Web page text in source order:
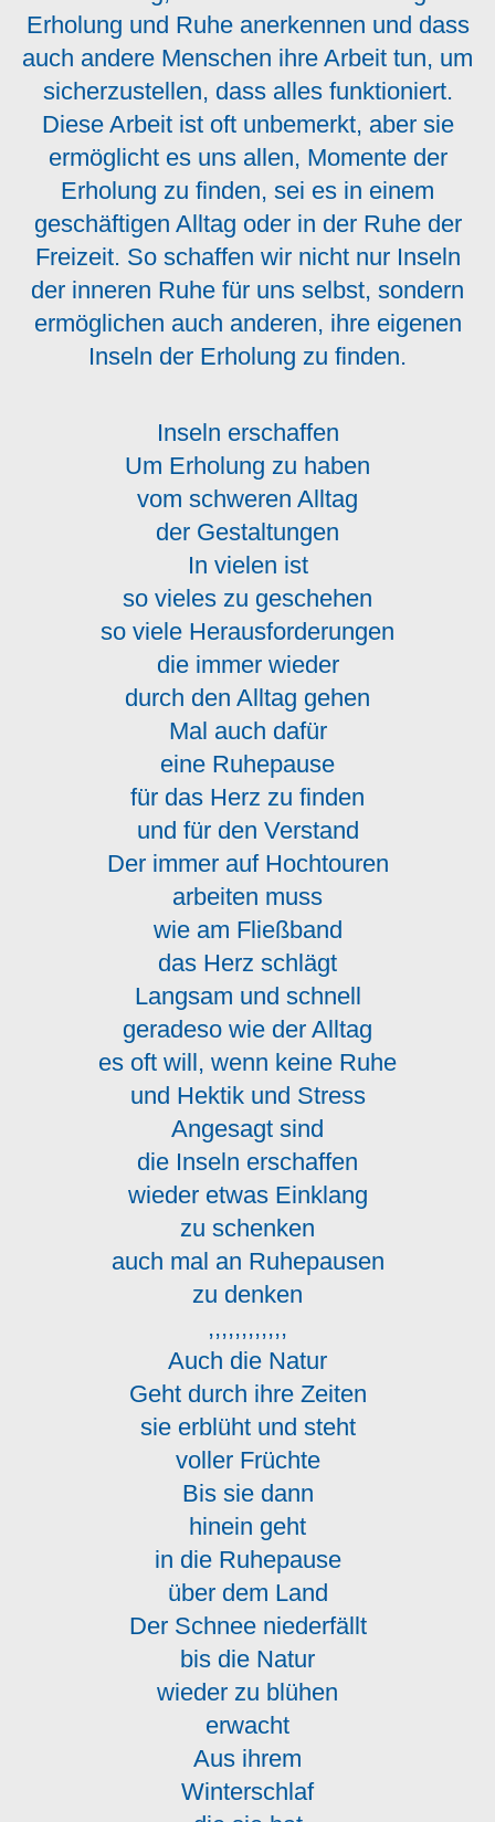
Erholung und Ruhe anerkennen und dass
auch andere Menschen ihre Arbeit tun, um
sicherzustellen, dass alles funktioniert.
Diese Arbeit ist oft unbemerkt, aber sie
ermöglicht es uns allen, Momente der
Erholung zu finden, sei es in einem
geschäftigen Alltag oder in der Ruhe der
Freizeit. So schaffen wir nicht nur Inseln
der inneren Ruhe für uns selbst, sondern
ermöglichen auch anderen, ihre eigenen
Inseln der Erholung zu finden.
Inseln erschaffen
Um Erholung zu haben
vom schweren Alltag
der Gestaltungen
In vielen ist
so vieles zu geschehen
so viele Herausforderungen
die immer wieder
durch den Alltag gehen
Mal auch dafür
eine Ruhepause
für das Herz zu finden
und für den Verstand
Der immer auf Hochtouren
arbeiten muss
wie am Fließband
das Herz schlägt
Langsam und schnell
geradeso wie der Alltag
es oft will, wenn keine Ruhe
und Hektik und Stress
Angesagt sind
die Inseln erschaffen
wieder etwas Einklang
zu schenken
auch mal an Ruhepausen
zu denken
,,,,,,,,,,,,
Auch die Natur
Geht durch ihre Zeiten
sie erblüht und steht
voller Früchte
Bis sie dann
hinein geht
in die Ruhepause
über dem Land
Der Schnee niederfällt
bis die Natur
wieder zu blühen
erwacht
Aus ihrem
Winterschlaf